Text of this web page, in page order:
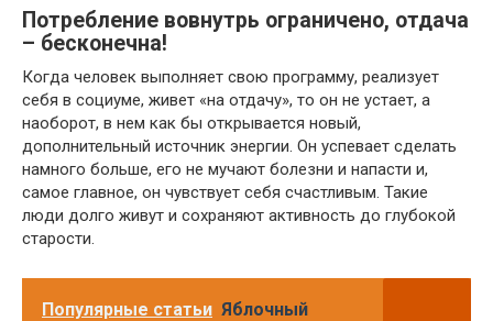
Потребление вовнутрь ограничено, отдача
– бесконечна!
Когда человек выполняет свою программу, реализует
себя в социуме, живет «на отдачу», то он не устает, а
наоборот, в нем как бы открывается новый,
дополнительный источник энергии. Он успевает сделать
намного больше, его не мучают болезни и напасти и,
самое главное, он чувствует себя счастливым. Такие
люди долго живут и сохраняют активность до глубокой
старости.
Популярные статьи Яблочный